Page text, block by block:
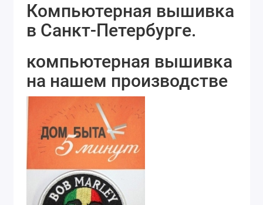
Компьютерная вышивка
в Санкт-Петербурге.
компьютерная вышивка
на нашем производстве